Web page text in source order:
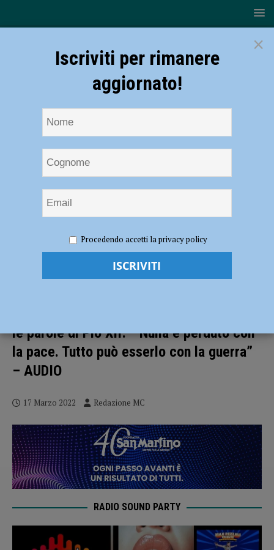
alla Basilica di Sant’Antonino, Don Giuseppe Basini cita le parole di Pio
XII: ” Nulla è perduto con la pace. Tutto può esserlo con la guerra” –
le parole di Pio XII: ” Nulla è perduto con
la pace. Tutto può esserlo con la guerra”
– AUDIO
17 Marzo 2022 Redazione MC
RADIO SOUND PARTY
×
Iscriviti per rimanere
aggiornato!
Procedendo accetti la privacy policy